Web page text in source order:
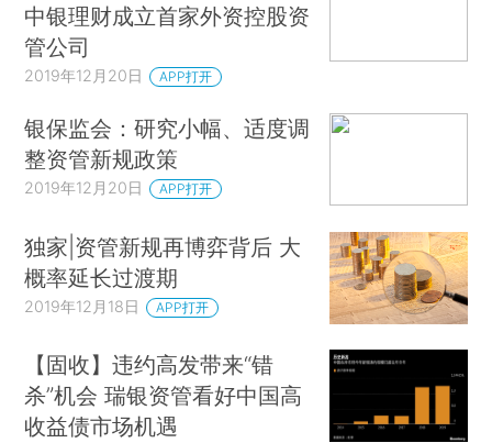
中银理财成立首家外资控股资
管公司
2019年12月20日 APP打开
银保监会：研究小幅、适度调
整资管新规政策
2019年12月20日 APP打开
独家|资管新规再博弈背后 大
概率延长过渡期
2019年12月18日 APP打开
【固收】违约高发带来“错
杀”机会 瑞银资管看好中国高
收益债市场机遇